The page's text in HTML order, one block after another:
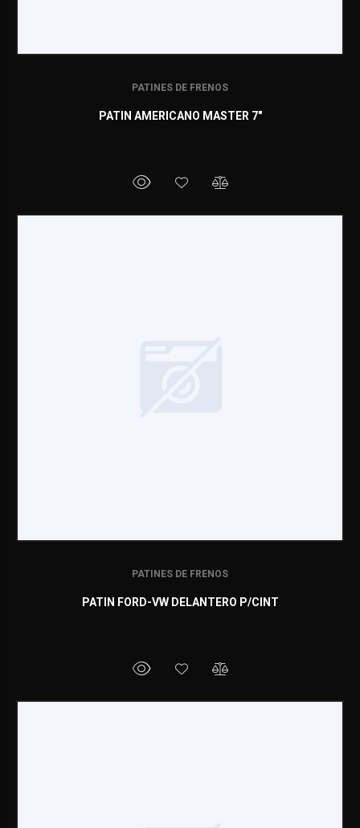
PATINES DE FRENOS
PATIN AMERICANO MASTER 7"
PATINES DE FRENOS
PATIN FORD-VW DELANTERO P/CINT